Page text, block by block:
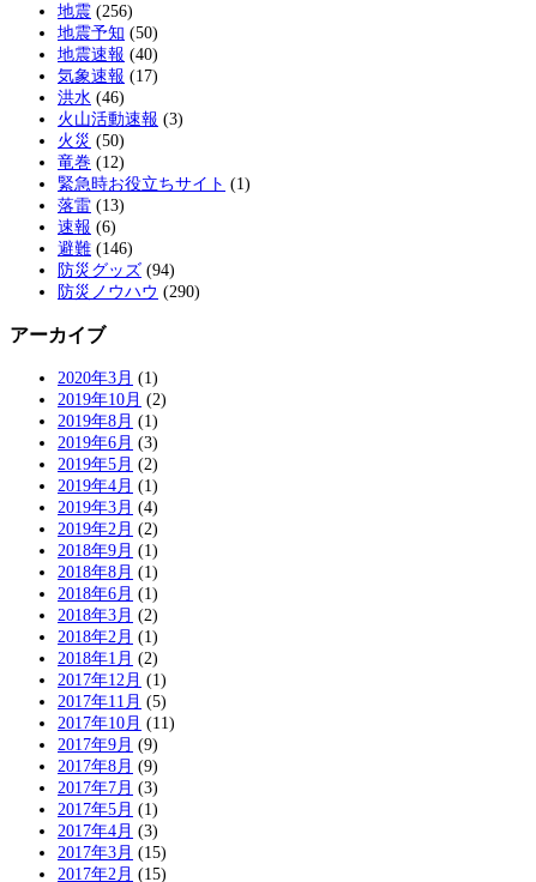
地震 (256)
地震予知 (50)
地震速報 (40)
気象速報 (17)
洪水 (46)
火山活動速報 (3)
火災 (50)
竜巻 (12)
緊急時お役立ちサイト (1)
落雷 (13)
速報 (6)
避難 (146)
防災グッズ (94)
防災ノウハウ (290)
アーカイブ
2020年3月 (1)
2019年10月 (2)
2019年8月 (1)
2019年6月 (3)
2019年5月 (2)
2019年4月 (1)
2019年3月 (4)
2019年2月 (2)
2018年9月 (1)
2018年8月 (1)
2018年6月 (1)
2018年3月 (2)
2018年2月 (1)
2018年1月 (2)
2017年12月 (1)
2017年11月 (5)
2017年10月 (11)
2017年9月 (9)
2017年8月 (9)
2017年7月 (3)
2017年5月 (1)
2017年4月 (3)
2017年3月 (15)
2017年2月 (15)